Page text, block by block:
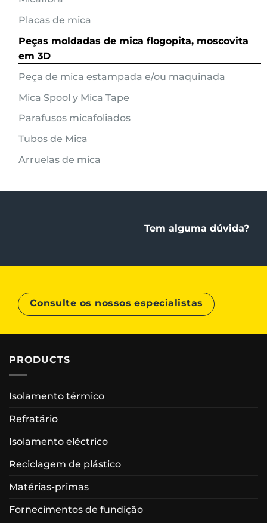
Placas de mica
Peças moldadas de mica flogopita, moscovita
em 3D
Peça de mica estampada e/ou maquinada
Mica Spool y Mica Tape
Parafusos micafoliados
Tubos de Mica
Arruelas de mica
Tem alguma dúvida?
Consulte os nossos especialistas
PRODUCTS
Isolamento térmico
Refratário
Isolamento eléctrico
Reciclagem de plástico
Matérias-primas
Fornecimentos de fundição